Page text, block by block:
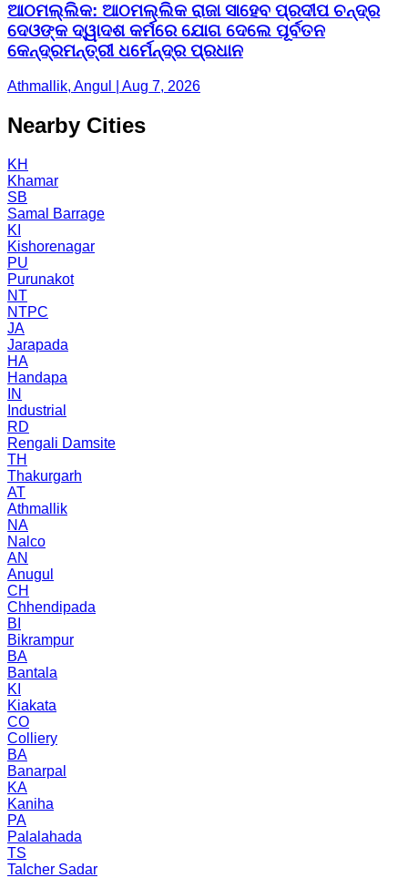
ଆଠମଲ୍ଲିକ: ଆଠମଲ୍ଲିକ ରାଜା ସାହେବ ପ୍ରଦୀପ ଚନ୍ଦ୍ର
ଦେଓଙ୍କ ଦ୍ୱାଦଶ କର୍ମରେ ଯୋଗ ଦେଲେ ପୂର୍ବତନ
କେନ୍ଦ୍ରମନ୍ତ୍ରୀ ଧର୍ମେନ୍ଦ୍ର ପ୍ରଧାନ
Athmallik, Angul | Aug 7, 2026
Nearby Cities
KH
Khamar
SB
Samal Barrage
KI
Kishorenagar
PU
Purunakot
NT
NTPC
JA
Jarapada
HA
Handapa
IN
Industrial
RD
Rengali Damsite
TH
Thakurgarh
AT
Athmallik
NA
Nalco
AN
Anugul
CH
Chhendipada
BI
Bikrampur
BA
Bantala
KI
Kiakata
CO
Colliery
BA
Banarpal
KA
Kaniha
PA
Palalahada
TS
Talcher Sadar